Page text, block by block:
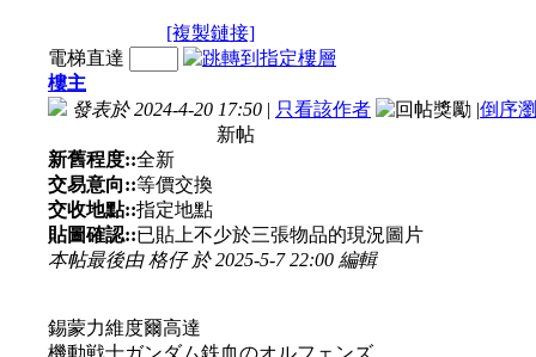
[複製鏈接]
電梯直達
樓主
發表於 2024-4-20 17:50 | 只看該作者 |倒序
新帖
新舊程度::全新
交易意向::等價交換
交收地點::指定地點
貼圖確認::已貼上不少於三張物品的現況圖片
本帖最後由 格仔 於 2025-5-7 22:00 編輯
錫蒙力維度爾高達
機動戦士ガンダム鉄血のオルフェンズ